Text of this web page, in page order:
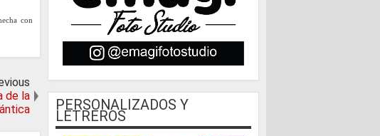
con
de la
PERSONALIZADOS Y
LETREROS